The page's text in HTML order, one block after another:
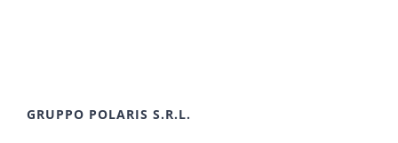
GRUPPO POLARIS S.R.L.